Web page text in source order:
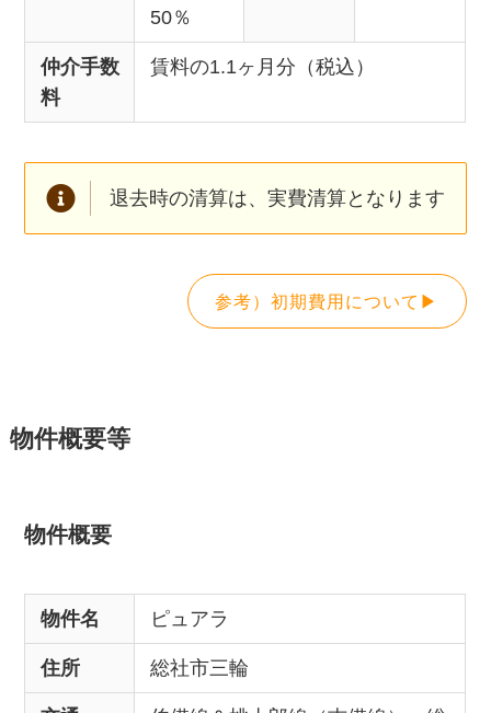
50％
仲介手数
料
賃料の1.1ヶ月分（税込）
退去時の清算は、実費清算となります
参考）初期費用について▶
物件概要等
物件概要
物件名 ピュアラ
住所 総社市三輪